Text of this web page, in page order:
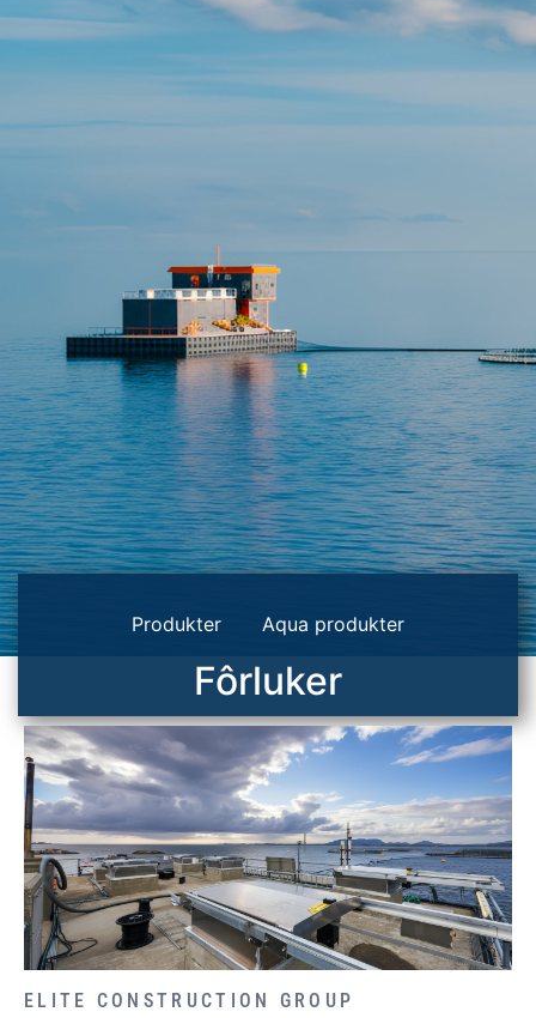
Produkter Aqua produkter
Fôrluker
ELITE CONSTRUCTION GROUP